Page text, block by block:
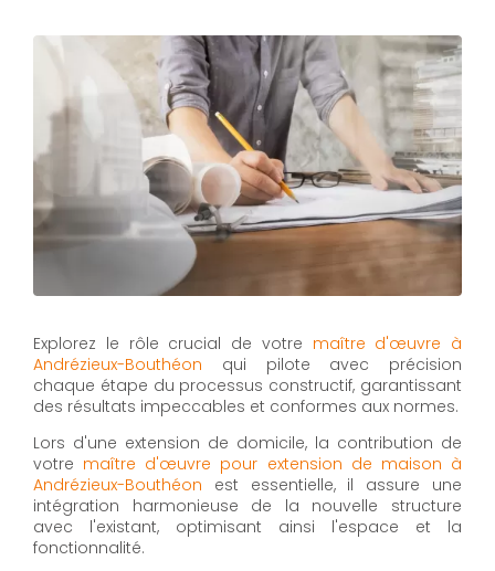
Explorez le rôle crucial de votre maître d'œuvre à
Andrézieux-Bouthéon qui pilote avec précision
chaque étape du processus constructif, garantissant
des résultats impeccables et conformes aux normes.
Lors d'une extension de domicile, la contribution de
votre maître d'œuvre pour extension de maison à
Andrézieux-Bouthéon est essentielle, il assure une
intégration harmonieuse de la nouvelle structure
avec l'existant, optimisant ainsi l'espace et la
fonctionnalité.